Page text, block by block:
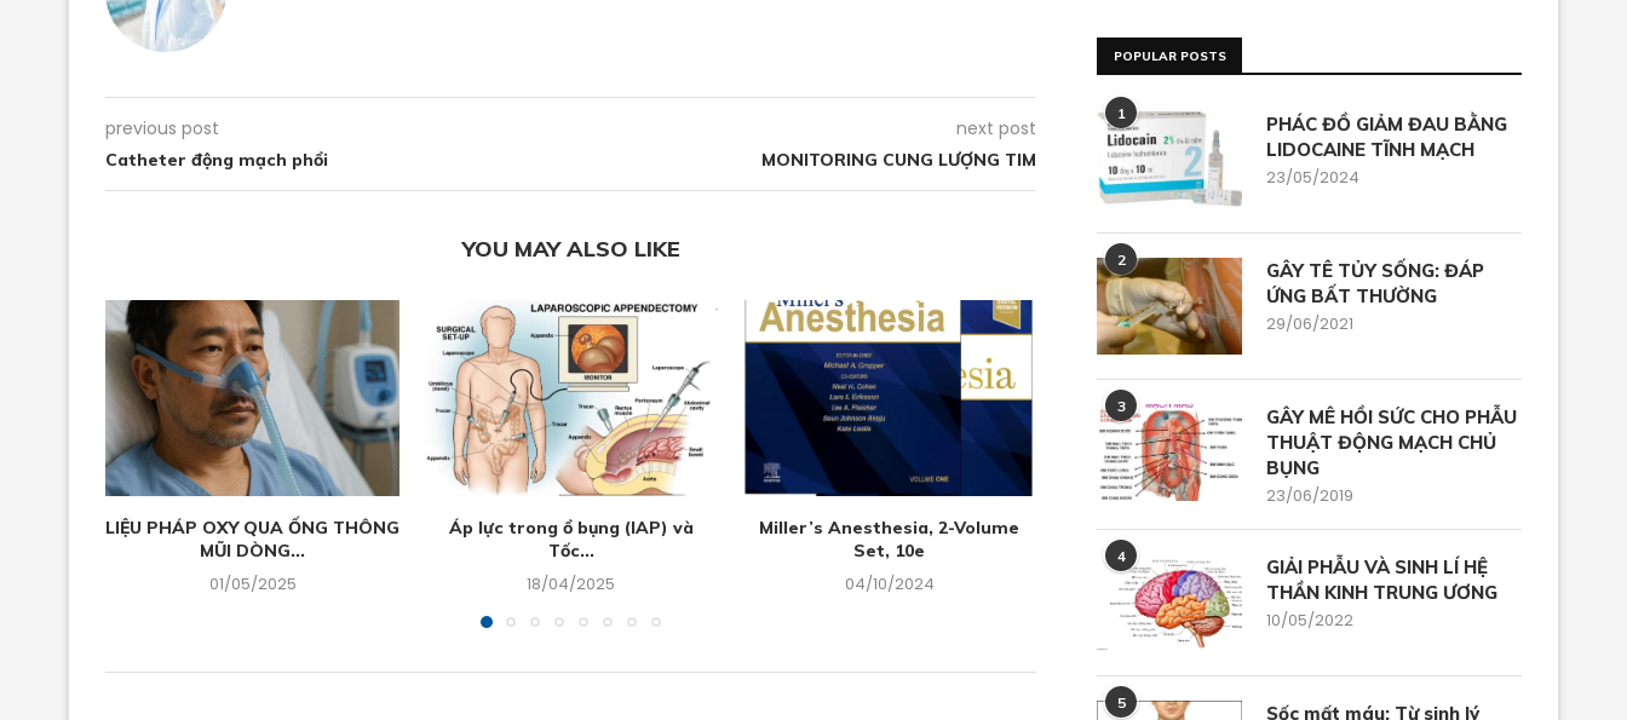
previous post
Catheter động mạch phổi
next post
MONITORING CUNG LƯỢNG TIM
YOU MAY ALSO LIKE
LIỆU PHÁP OXY QUA ỐNG THÔNG
MŨI DÒNG...
01/05/2025
Áp lực trong ổ bụng (IAP) và
Tốc...
18/04/2025
Miller’s Anesthesia, 2-Volume
Set, 10e
04/10/2024
GÂY MÊ CHO PHẪU THUẬT MẮT,
12/06/2024
PHÒNG VÀ ĐIỀU TRỊ BUỒN
29/05/2024
POPULAR POSTS
1
PHÁC ĐỒ GIẢM ĐAU BẰNG
LIDOCAINE TĨNH MẠCH
23/05/2024
2
GÂY TÊ TỦY SỐNG: ĐÁP
ỨNG BẤT THƯỜNG
29/06/2021
3
GÂY MÊ HỒI SỨC CHO PHẪU
THUẬT ĐỘNG MẠCH CHỦ
BỤNG
23/06/2019
4
GIẢI PHẪU VÀ SINH LÍ HỆ
THẦN KINH TRUNG ƯƠNG
10/05/2022
5
Sốc mất máu: Từ sinh lý